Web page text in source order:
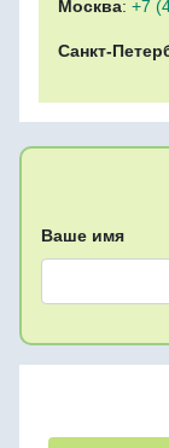
Москва: +7
Санкт-
Ваше имя